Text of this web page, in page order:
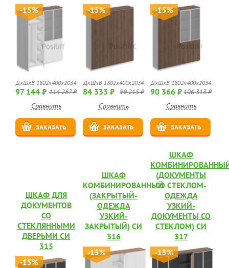
-15%
ДхШхВ 1802x400x2034
97 144 ₽ 114 287 ₽
Сравнить
ЗАКАЗАТЬ
-15%
ДхШхВ 1802x400x2034
84 333 ₽ 99 215 ₽
Сравнить
ЗАКАЗАТЬ
-15%
ДхШхВ 1802x400x2034
90 366 ₽106 313 ₽
Сравнить
ЗАКАЗАТЬ
ШКАФ ДЛЯ
ДОКУМЕНТОВ
СО
СТЕКЛЯННЫМИ
ДВЕРЬМИ СИ
315
-15%
ШКАФ
КОМБИНИРОВАННЫЙ
(ЗАКРЫТЫЙ-
ОДЕЖДА
УЗКИЙ-
ЗАКРЫТЫЙ) СИ
316
-15%
ШКАФ
(ДОКУМЕНТЫ
СО СТЕКЛОМ-
ОДЕЖДА
УЗКИЙ-
ДОКУМЕНТЫ СО
СТЕКЛОМ) СИ
317
-15%